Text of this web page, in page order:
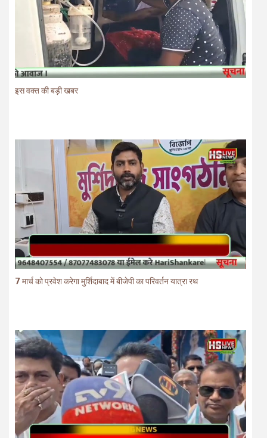
इस वक्त की बड़ी खबर
7 मार्च को प्रवेश करेगा मुर्शिदाबाद में बीजेपी का परिवर्तन यात्रा रथ